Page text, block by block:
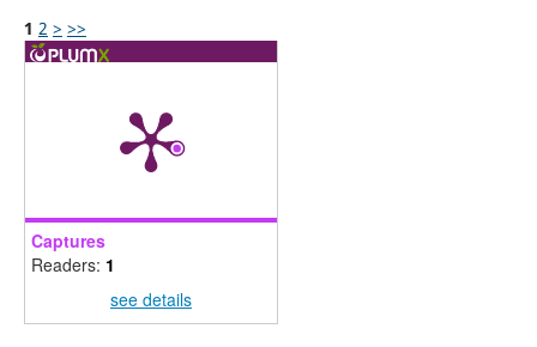
1 2 > >>
Captures
Readers: 1
see details